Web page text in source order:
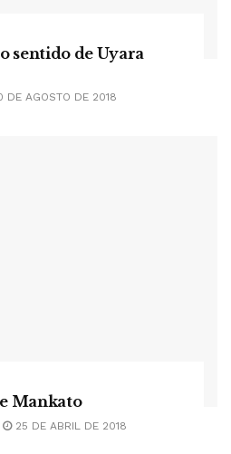
sentido de Uyara
DE AGOSTO DE 2018
Mankato
25 DE ABRIL DE 2018